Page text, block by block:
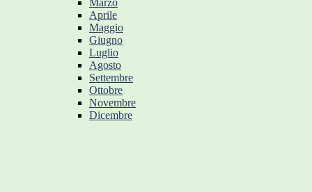
Marzo
Aprile
Maggio
Giugno
Luglio
Agosto
Settembre
Ottobre
Novembre
Dicembre